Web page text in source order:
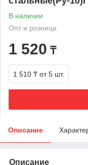
В наличии
Опт и розница
1 520 ₸
1 510 ₸ от 5 шт.
Описание
Описание